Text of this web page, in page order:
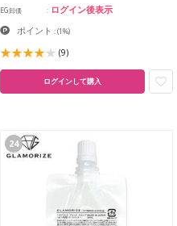
EG卸価 ログイン後表示
ポイント :(1%)
(9)
ログインして購入
24